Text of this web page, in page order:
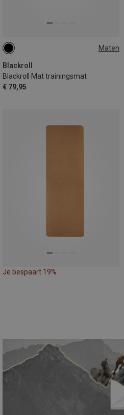
Maten
Blackroll
Blackroll Mat trainingsmat
€ 79,95
65 X 185 X 0.5CM
Je bespaart 19%